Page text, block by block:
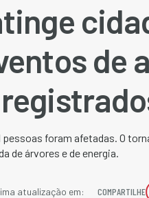
de
pessoas foram afetadas. O
de árvores e de energia.
atualização em:
COMPARTILHE